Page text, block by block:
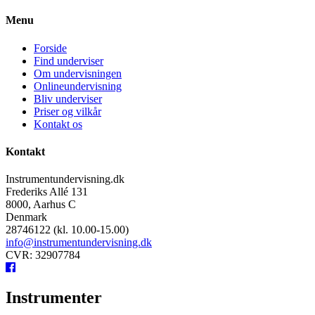
Menu
Forside
Find underviser
Om undervisningen
Onlineundervisning
Bliv underviser
Priser og vilkår
Kontakt os
Kontakt
Instrumentundervisning.dk
Frederiks Allé 131
8000, Aarhus C
Denmark
28746122 (kl. 10.00-15.00)
info@instrumentundervisning.dk
CVR: 32907784
Instrumenter